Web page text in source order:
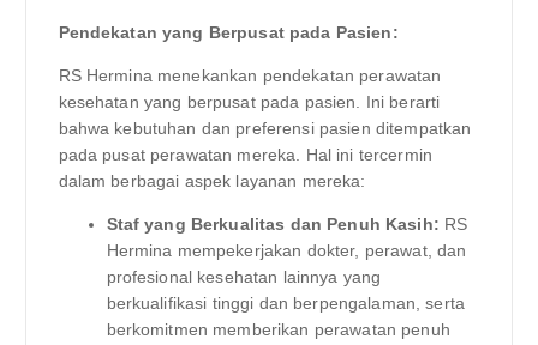
Pendekatan yang Berpusat pada Pasien:
RS Hermina menekankan pendekatan perawatan
kesehatan yang berpusat pada pasien. Ini berarti
bahwa kebutuhan dan preferensi pasien ditempatkan
pada pusat perawatan mereka. Hal ini tercermin
dalam berbagai aspek layanan mereka:
Staf yang Berkualitas dan Penuh Kasih: RS
Hermina mempekerjakan dokter, perawat, dan
profesional kesehatan lainnya yang
berkualifikasi tinggi dan berpengalaman, serta
berkomitmen memberikan perawatan penuh